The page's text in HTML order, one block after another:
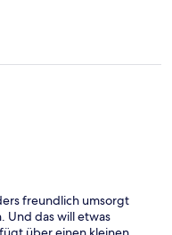
freundlich umsorgt
Und das will etwas